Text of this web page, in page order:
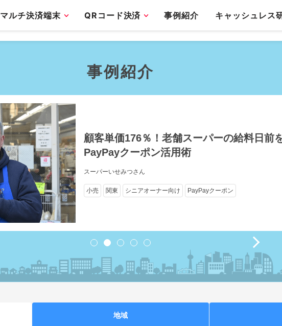
マルチ決済端末 QRコード決済 事例紹介 キャッシュレス
事例紹介
顧客単価176％！老舗スーパーの給料日前
PayPayクーポン活用術
スーパーいせみつさん
小売 関東 シニアオーナー向け PayPayクーポン
1 3 4 5
地域